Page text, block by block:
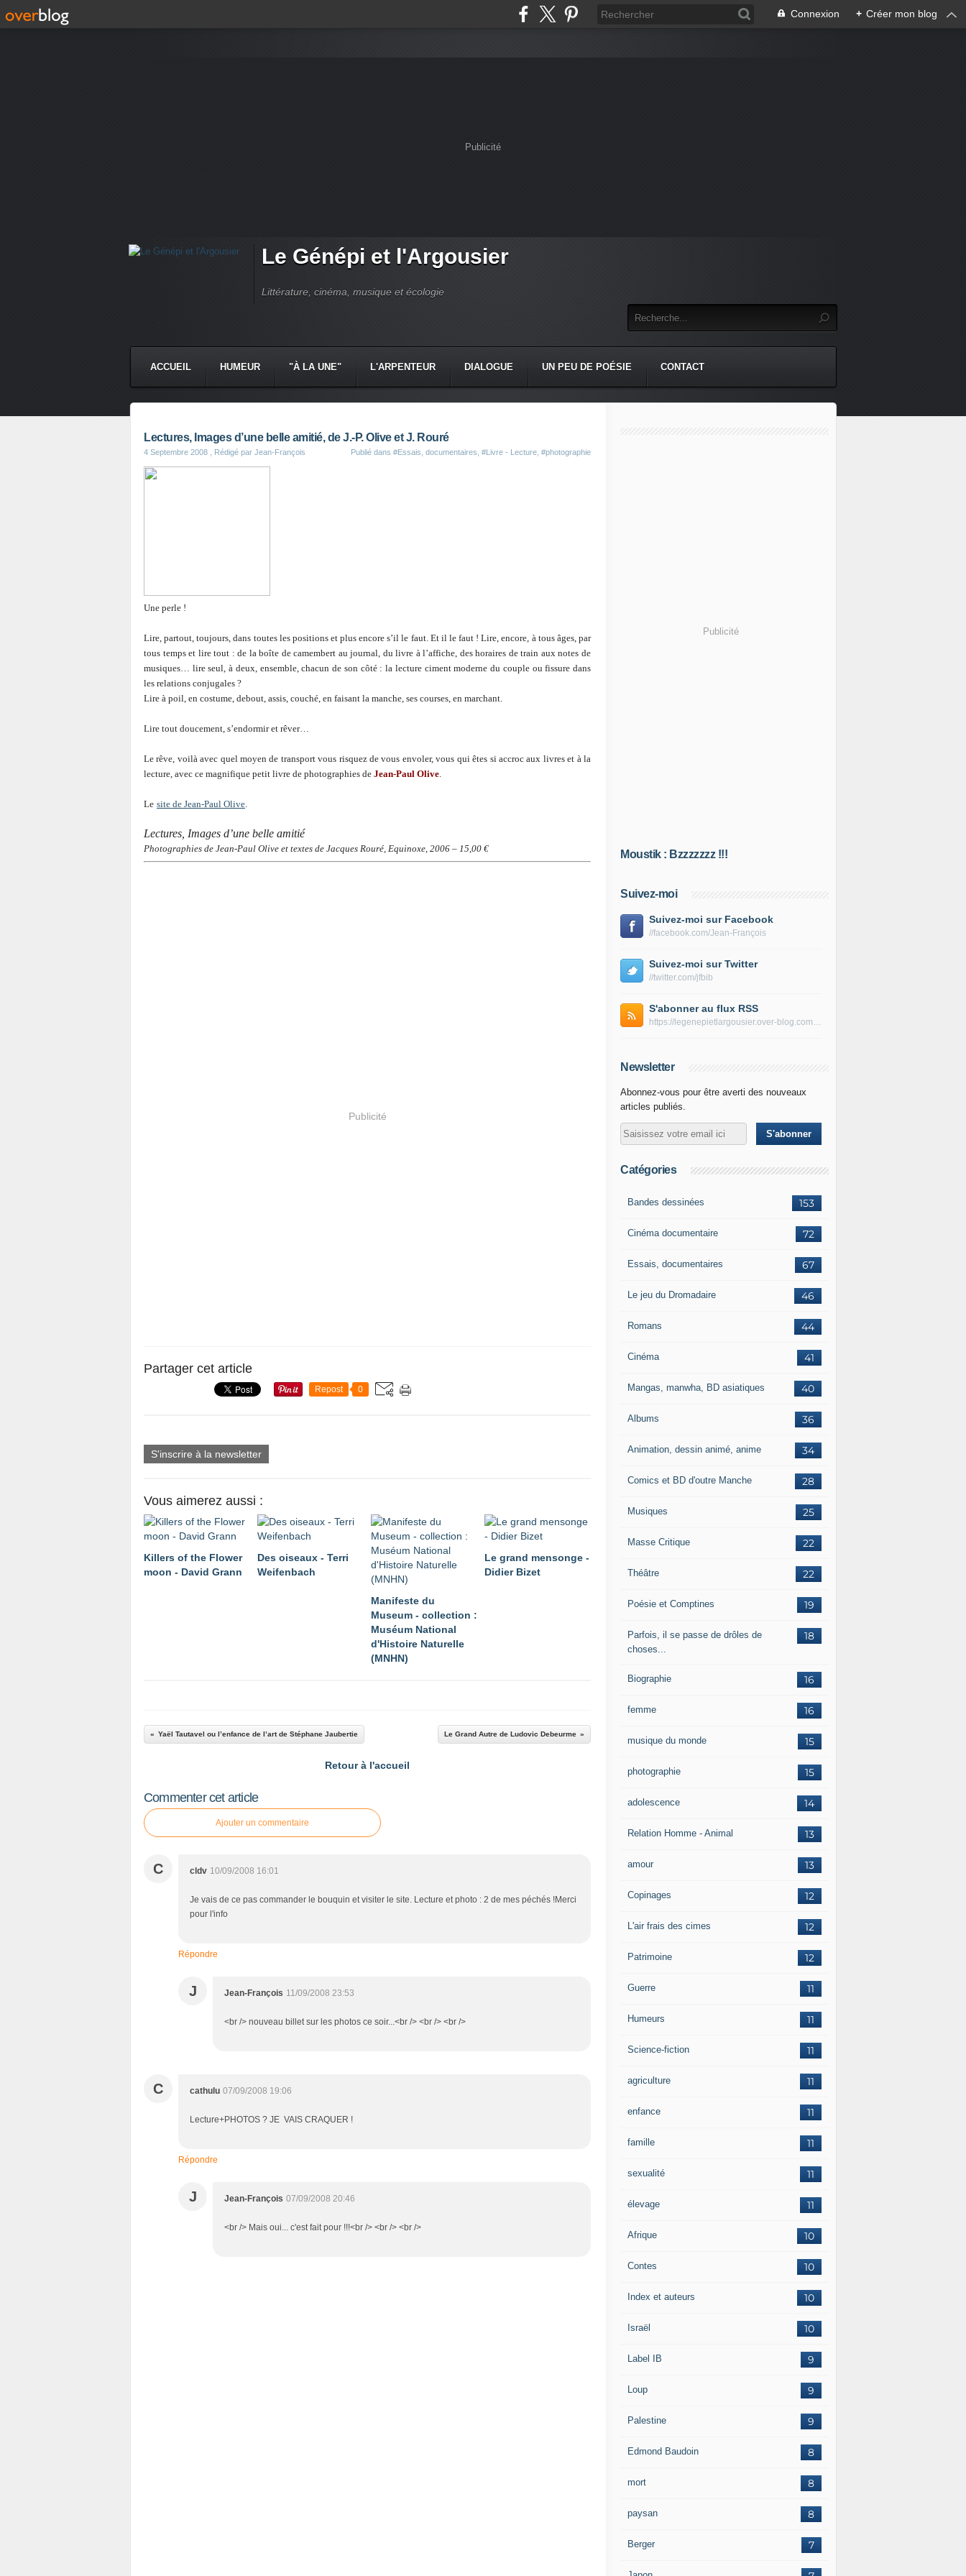
Connexion + Créer mon blog
Publicité
Le Génépi et l'Argousier
Littérature, cinéma, musique et écologie
ACCUEIL HUMEUR "À LA UNE" L'ARPENTEUR DIALOGUE UN PEU DE POÉSIE CONTACT
Lectures, Images d’une belle amitié, de J.-P. Olive et J. Rouré
4 Septembre 2008 , Rédigé par Jean-François Publié dans #Essais, documentaires #Livre - Lecture #photographie
Une perle !
Lire, partout, toujours, dans toutes les positions et plus encore s’il le faut. Et il le faut ! Lire, encore, à tous âges, par
tous temps et lire tout : de la boîte de camembert au journal, du livre à l’affiche, des horaires de train aux notes de
musiques… lire seul, à deux, ensemble, chacun de son côté : la lecture ciment moderne du couple ou fissure dans
les relations conjugales ?
Lire à poil, en costume, debout, assis, couché, en faisant la manche, ses courses, en marchant.
Lire tout doucement, s’endormir et rêver…
Le rêve, voilà avec quel moyen de transport vous risquez de vous envoler, vous qui êtes si accroc aux livres et à la
lecture, avec ce magnifique petit livre de photographies de Jean-Paul Olive.
Le site de Jean-Paul Olive.
Lectures, Images d’une belle amitié
Photographies de Jean-Paul Olive et textes de Jacques Rouré, Equinoxe, 2006 – 15,00 €
Publicité
Partager cet article
Repost 0
S'inscrire à la newsletter
Vous aimerez aussi :
Killers of the Flower
moon - David Grann
Des oiseaux - Terri
Weifenbach
Manifeste du
Museum - collection :
Muséum National
d'Histoire Naturelle
(MNHN)
Le grand mensonge -
Didier Bizet
Yaël Tautavel ou l’enfance de l’art de Stéphane Jaubertie Le Grand Autre de Ludovic Debeurme
Retour à l'accueil
Commenter cet article
Ajouter un commentaire
C cldv 10/09/2008 16:01
Je vais de ce pas commander le bouquin et visiter le site. Lecture et photo : 2 de mes péchés !Merci
pour l'info
Répondre
J Jean-François 11/09/2008 23:53
<br /> nouveau billet sur les photos ce soir...<br /> <br /> <br />
C cathulu 07/09/2008 19:06
Lecture+PHOTOS ? JE VAIS CRAQUER !
Répondre
J Jean-François 07/09/2008 20:46
<br /> Mais oui... c'est fait pour !!!<br /> <br /> <br />
Publicité
Moustik : Bzzzzzzz !!!
Suivez-moi
Suivez-moi sur Facebook
//facebook.com/Jean-François
Suivez-moi sur Twitter
//twitter.com/jfbib
S'abonner au flux RSS
https://legenepietlargousier.over-blog.com/rss
Newsletter
Abonnez-vous pour être averti des nouveaux
articles publiés.
Catégories
153
Bandes dessinées
72
Cinéma documentaire
67
Essais, documentaires
46
Le jeu du Dromadaire
44
Romans
41
Cinéma
40
Mangas, manwha, BD asiatiques
36
Albums
34
Animation, dessin animé, anime
28
Comics et BD d'outre Manche
25
Musiques
22
Masse Critique
22
Théâtre
19
Poésie et Comptines
18
Parfois, il se passe de drôles de
choses...
16
Biographie
16
femme
15
musique du monde
15
photographie
14
adolescence
13
Relation Homme - Animal
13
amour
12
Copinages
12
L'air frais des cimes
12
Patrimoine
11
Guerre
11
Humeurs
11
Science-fiction
11
agriculture
11
enfance
11
famille
11
sexualité
11
élevage
10
Afrique
10
Contes
10
Index et auteurs
10
Israël
9
Label IB
9
Loup
9
Palestine
8
Edmond Baudoin
8
mort
8
paysan
7
Berger